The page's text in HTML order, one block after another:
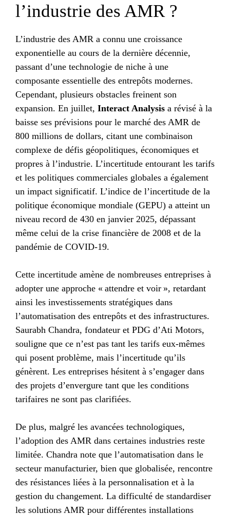
l’industrie des AMR ?
L’industrie des AMR a connu une croissance
exponentielle au cours de la dernière décennie,
passant d’une technologie de niche à une
composante essentielle des entrepôts modernes.
Cependant, plusieurs obstacles freinent son
expansion. En juillet, Interact Analysis a révisé à la
baisse ses prévisions pour le marché des AMR de
800 millions de dollars, citant une combinaison
complexe de défis géopolitiques, économiques et
propres à l’industrie. L’incertitude entourant les tarifs
et les politiques commerciales globales a également
un impact significatif. L’indice de l’incertitude de la
politique économique mondiale (GEPU) a atteint un
niveau record de 430 en janvier 2025, dépassant
même celui de la crise financière de 2008 et de la
pandémie de COVID-19.
Cette incertitude amène de nombreuses entreprises à
adopter une approche « attendre et voir », retardant
ainsi les investissements stratégiques dans
l’automatisation des entrepôts et des infrastructures.
Saurabh Chandra, fondateur et PDG d’Ati Motors,
souligne que ce n’est pas tant les tarifs eux-mêmes
qui posent problème, mais l’incertitude qu’ils
génèrent. Les entreprises hésitent à s’engager dans
des projets d’envergure tant que les conditions
tarifaires ne sont pas clarifiées.
De plus, malgré les avancées technologiques,
l’adoption des AMR dans certaines industries reste
limitée. Chandra note que l’automatisation dans le
secteur manufacturier, bien que globalisée, rencontre
des résistances liées à la personnalisation et à la
gestion du changement. La difficulté de standardiser
les solutions AMR pour différentes installations